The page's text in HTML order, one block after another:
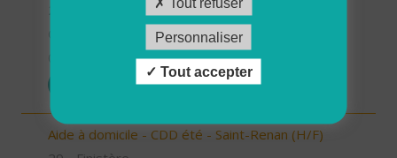
Aide à domicile - CDD été - Saint-Renan (H/F)
Personnaliser
Tout accepter